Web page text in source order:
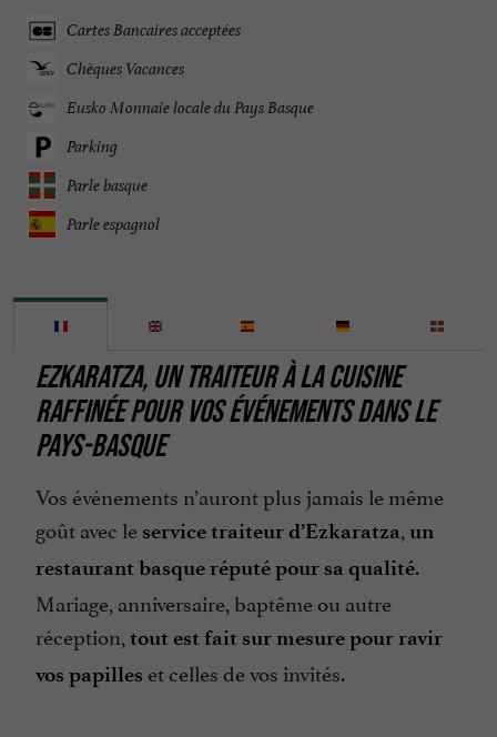
Cartes Bancaires acceptées
Chèques Vacances
Eusko Monnaie locale du Pays Basque
Parking
Parle basque
Parle espagnol
EZKARATZA, UN TRAITEUR À LA CUISINE
RAFFINÉE POUR VOS ÉVÉNEMENTS DANS LE
PAYS-BASQUE
Vos événements n’auront plus jamais le même
goût avec le service traiteur d’Ezkaratza, un
restaurant basque réputé pour sa qualité.
Mariage, anniversaire, baptême ou autre
réception, tout est fait sur mesure pour ravir
vos papilles et celles de vos invités.